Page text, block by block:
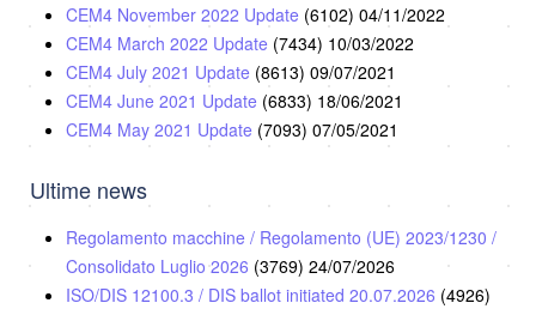
CEM4 November 2022 Update (6102) 04/11/2022
CEM4 March 2022 Update (7434) 10/03/2022
CEM4 July 2021 Update (8613) 09/07/2021
CEM4 June 2021 Update (6833) 18/06/2021
CEM4 May 2021 Update (7093) 07/05/2021
Ultime news
Regolamento macchine / Regolamento (UE) 2023/1230 /
Consolidato Luglio 2026 (3769) 24/07/2026
ISO/DIS 12100.3 / DIS ballot initiated 20.07.2026 (4926)